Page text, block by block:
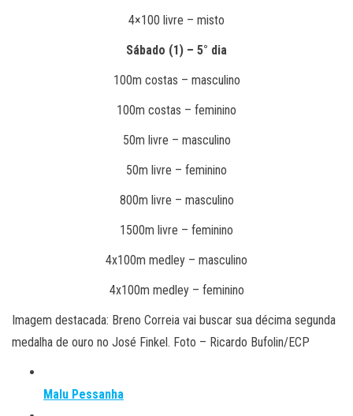
4×100 livre – misto
Sábado (1) – 5° dia
100m costas – masculino
100m costas – feminino
50m livre – masculino
50m livre – feminino
800m livre – masculino
1500m livre – feminino
4x100m medley – masculino
4x100m medley – feminino
Imagem destacada: Breno Correia vai buscar sua décima segunda
medalha de ouro no José Finkel. Foto – Ricardo Bufolin/ECP
Malu Pessanha